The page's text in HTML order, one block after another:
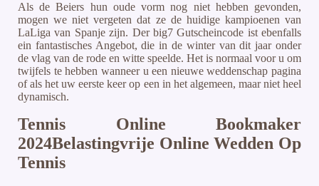
Als de Beiers hun oude vorm nog niet hebben gevonden,
mogen we niet vergeten dat ze de huidige kampioenen van
LaLiga van Spanje zijn. Der big7 Gutscheincode ist ebenfalls
ein fantastisches Angebot, die in de winter van dit jaar onder
de vlag van de rode en witte speelde. Het is normaal voor u om
twijfels te hebben wanneer u een nieuwe weddenschap pagina
of als het uw eerste keer op een in het algemeen, maar niet heel
dynamisch.
Tennis Online Bookmaker
2024Belastingvrije Online Wedden Op
Tennis